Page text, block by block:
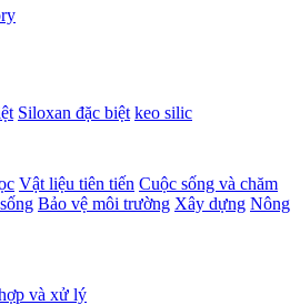
Siloxan đặc biệt keo silic
Vật liệu tiên tiến Cuộc sống và chăm
Bảo vệ môi trường Xây dựng Nông
và xử lý